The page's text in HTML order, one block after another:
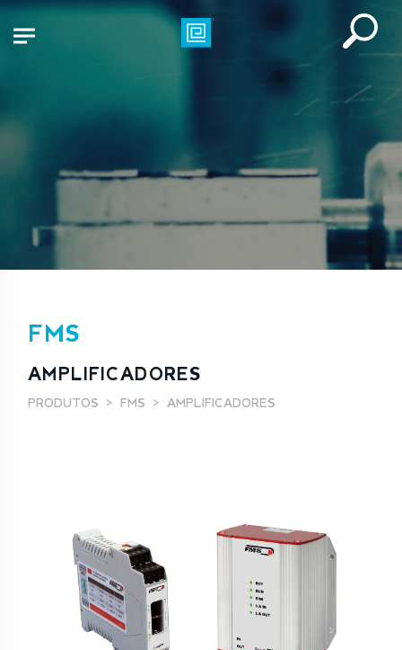
FMS
AMPLIFICADORES
PRODUTOS FMS AMPLIFICADORES